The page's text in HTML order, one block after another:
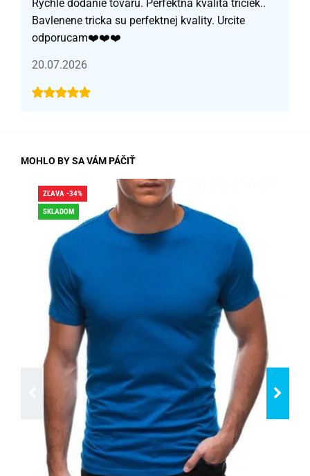
Rychle dodanie tovaru. Perfektna kvalita triciek..
Bavlenene tricka su perfektnej kvality. Urcite
odporucam❤️❤️❤️
20.07.2026
MOHLO BY SA VÁM PÁČIŤ
ZĽAVA -34%
SKLADOM